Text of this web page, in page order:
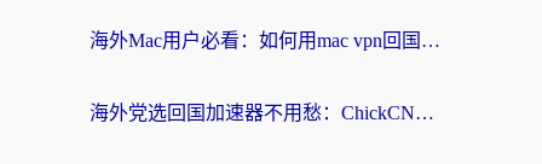
海外Mac用户必看：如何用mac vpn回国实现无缝刷国内剧玩国服？
海外党选回国加速器不用愁：ChickCN和SpeedCN好用吗？实测对比+避坑指南